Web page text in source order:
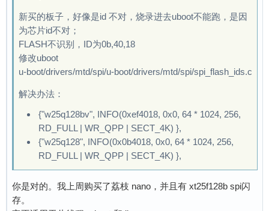
新买的板子，好像是id 不对，烧录进去uboot不能跑，是因
为芯片id不对；
FLASH不识别，ID为0b,40,18
修改uboot
u-boot/drivers/mtd/spi/u-boot/drivers/mtd/spi/spi_flash_ids.c
解决办法：
{"w25q128bv", INFO(0xef4018, 0x0, 64 * 1024, 256,
RD_FULL | WR_QPP | SECT_4K) },
{"w25q128", INFO(0x0b4018, 0x0, 64 * 1024, 256,
RD_FULL | WR_QPP | SECT_4K) },
你是对的。我上周购买了荔枝 nano，并且有 xt25f128b spi闪
存。